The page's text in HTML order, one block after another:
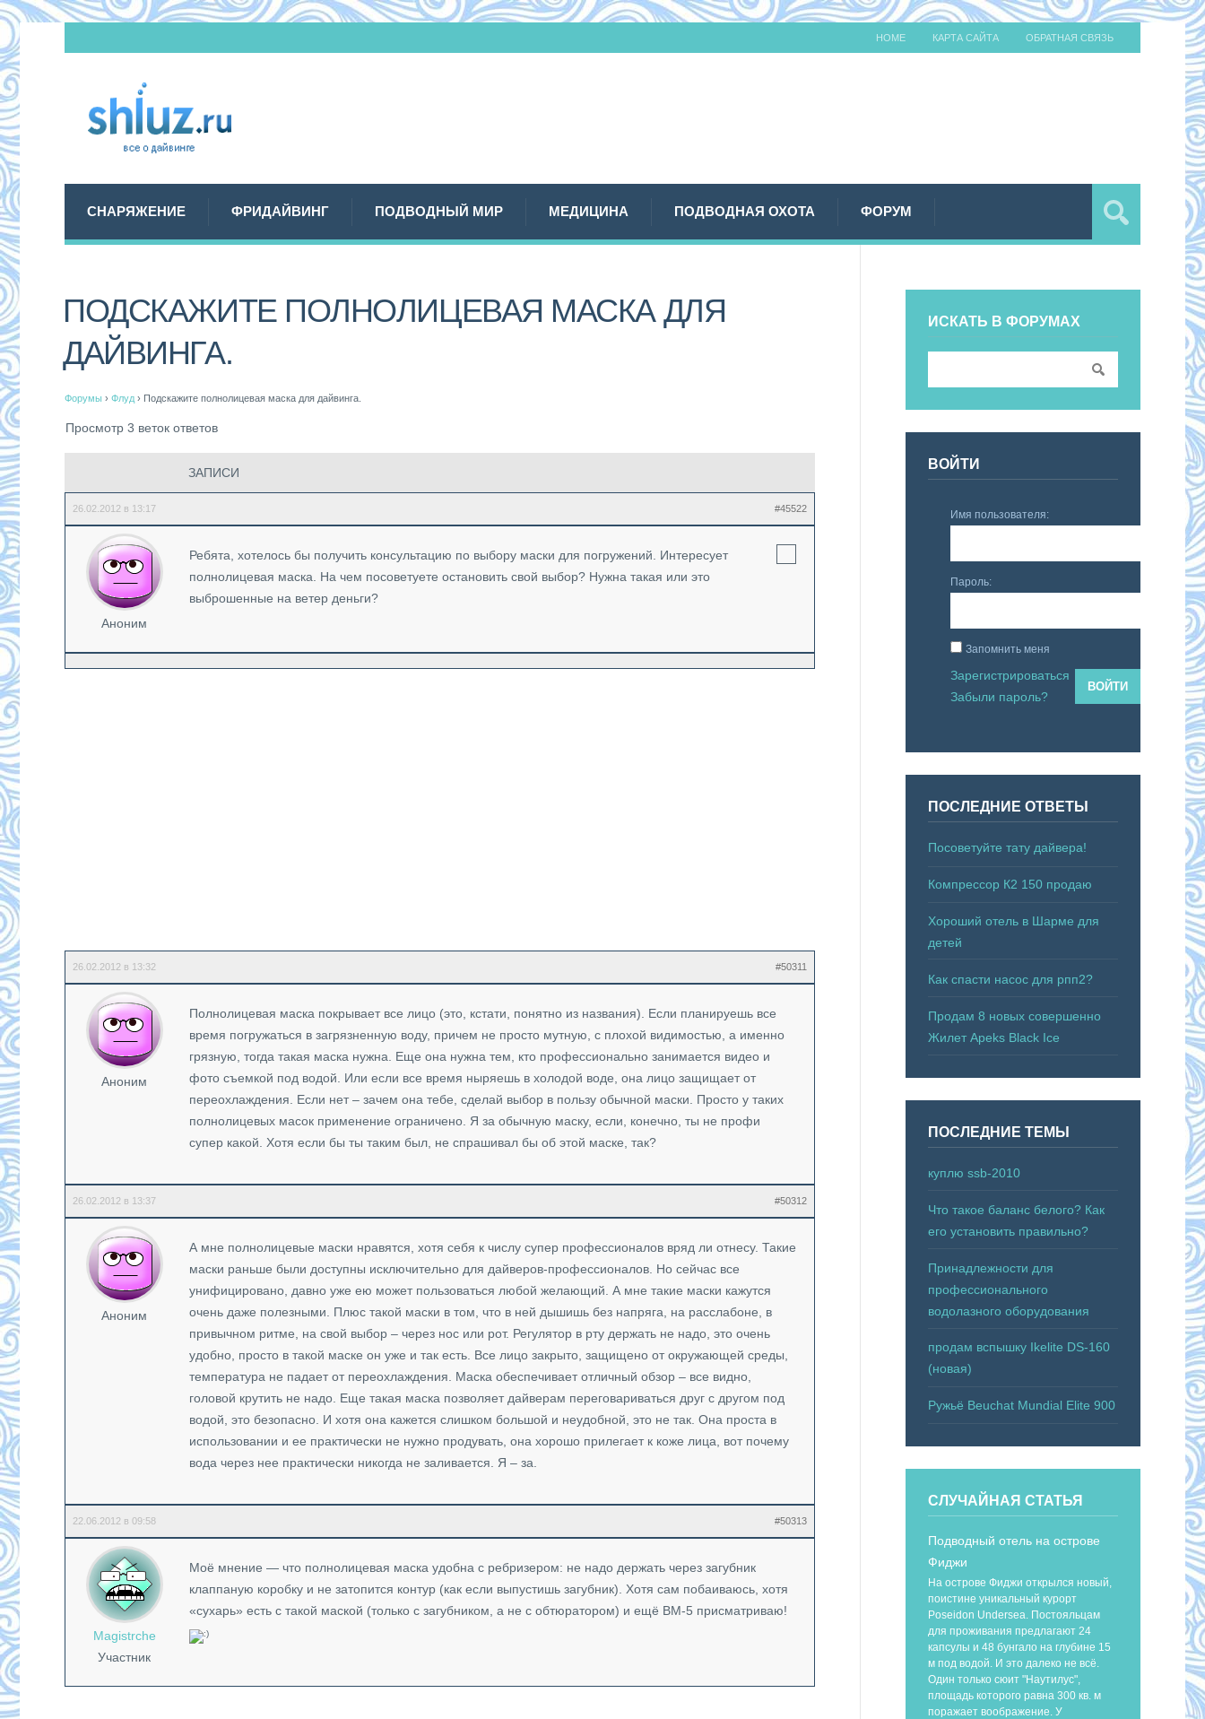
HOME КАРТА САЙТА ОБРАТНАЯ СВЯЗЬ
СНАРЯЖЕНИЕ ФРИДАЙВИНГ ПОДВОДНЫЙ МИР МЕДИЦИНА ПОДВОДНАЯ ОХОТА ФОРУМ
ПОДСКАЖИТЕ ПОЛНОЛИЦЕВАЯ МАСКА ДЛЯ
ДАЙВИНГА.
Форумы › Флуд › Подскажите полнолицевая маска для дайвинга.
Просмотр 3 веток ответов
ЗАПИСИ
26.02.2012 в 13:17 #45522
Аноним
Ребята, хотелось бы получить консультацию по выбору маски для погружений. Интересует
полнолицевая маска. На чем посоветуете остановить свой выбор? Нужна такая или это
выброшенные на ветер деньги?
26.02.2012 в 13:32 #50311
Аноним
Полнолицевая маска покрывает все лицо (это, кстати, понятно из названия). Если планируешь все
время погружаться в загрязненную воду, причем не просто мутную, с плохой видимостью, а именно
грязную, тогда такая маска нужна. Еще она нужна тем, кто профессионально занимается видео и
фото съемкой под водой. Или если все время ныряешь в холодой воде, она лицо защищает от
переохлаждения. Если нет – зачем она тебе, сделай выбор в пользу обычной маски. Просто у таких
полнолицевых масок применение ограничено. Я за обычную маску, если, конечно, ты не профи
супер какой. Хотя если бы ты таким был, не спрашивал бы об этой маске, так?
26.02.2012 в 13:37 #50312
Аноним
А мне полнолицевые маски нравятся, хотя себя к числу супер профессионалов вряд ли отнесу. Такие
маски раньше были доступны исключительно для дайверов-профессионалов. Но сейчас все
унифицировано, давно уже ею может пользоваться любой желающий. А мне такие маски кажутся
очень даже полезными. Плюс такой маски в том, что в ней дышишь без напряга, на расслабоне, в
привычном ритме, на свой выбор – через нос или рот. Регулятор в рту держать не надо, это очень
удобно, просто в такой маске он уже и так есть. Все лицо закрыто, защищено от окружающей среды,
температура не падает от переохлаждения. Маска обеспечивает отличный обзор – все видно,
головой крутить не надо. Еще такая маска позволяет дайверам переговариваться друг с другом под
водой, это безопасно. И хотя она кажется слишком большой и неудобной, это не так. Она проста в
использовании и ее практически не нужно продувать, она хорошо прилегает к коже лица, вот почему
вода через нее практически никогда не заливается. Я – за.
22.06.2012 в 09:58 #50313
Magistrche
Участник
Моё мнение — что полнолицевая маска удобна с ребризером: не надо держать через загубник
клаппаную коробку и не затопится контур (как если выпустишь загубник). Хотя сам побаиваюсь, хотя
«сухарь» есть с такой маской (только с загубником, а не с обтюратором) и ещё ВМ-5 присматриваю!
ИСКАТЬ В ФОРУМАХ
ВОЙТИ
Имя пользователя:
Пароль:
Запомнить меня
ВОЙТИ
Зарегистрироваться
Забыли пароль?
ПОСЛЕДНИЕ ОТВЕТЫ
Посоветуйте тату дайвера!
Компрессор К2 150 продаю
Хороший отель в Шарме для
детей
Как спасти насос для рпп2?
Продам 8 новых совершенно
Жилет Apeks Black Ice
ПОСЛЕДНИЕ ТЕМЫ
куплю ssb-2010
Что такое баланс белого? Как
его установить правильно?
Принадлежности для
профессионального
водолазного оборудования
продам вспышку Ikelite DS-160
(новая)
Ружьё Beuchat Mundial Elite 900
СЛУЧАЙНАЯ СТАТЬЯ
Подводный отель на острове
Фиджи
На острове Фиджи открылся новый,
поистине уникальный курорт
Poseidon Undersea. Постояльцам
для проживания предлагают 24
капсулы и 48 бунгало на глубине 15
м под водой. И это далеко не всё.
Один только сюит "Наутилус",
площадь которого равна 300 кв. м
поражает воображение. У